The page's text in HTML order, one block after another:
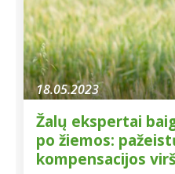
18.05.2023
Žalų ekspertai
po žiemos:
kompensacijos